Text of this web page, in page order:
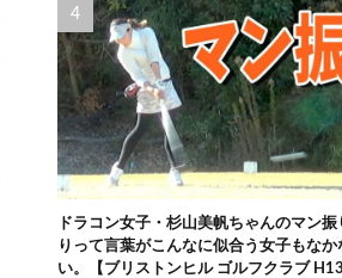
ドラコン女子・杉山美帆ちゃんのマン
りって言葉がこんなに似合う女子もなか
い。【ブリストンヒル ゴルフクラブ